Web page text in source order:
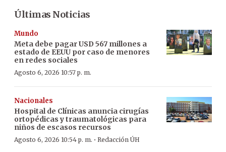
Últimas Noticias
Mundo
Meta debe pagar USD 567 millones a
estado de EEUU por caso de menores
en redes sociales
Agosto 6, 2026 10:57 p. m.
Nacionales
Hospital de Clínicas anuncia cirugías
ortopédicas y traumatológicas para
niños de escasos recursos
Agosto 6, 2026 10:54 p. m. · Redacción ÚH